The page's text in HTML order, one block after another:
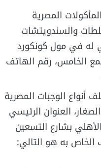
المصرية
والسندويتشات
له في مول كونكورد
الخامس، رقم الهاتف
الوجبات المصرية
العنوان الرئيسي
بشارع التسعين
الخاص به هو التالي: